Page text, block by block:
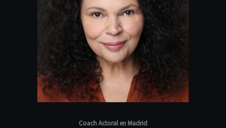
Coach Actoral en Madrid